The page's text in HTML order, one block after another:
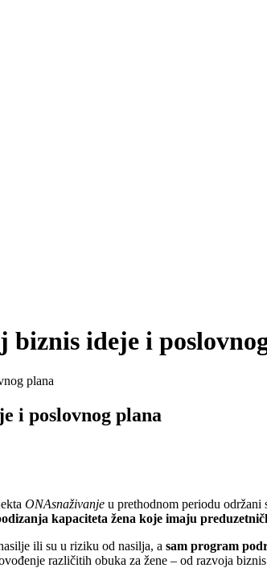
biznis ideje i
plana
i poslovnog plana
ONAsnaživanje u prethodnom periodu
kapaciteta žena koje imaju
ili su u riziku od nasilja, a sam program
različitih obuka za žene – od razvoja